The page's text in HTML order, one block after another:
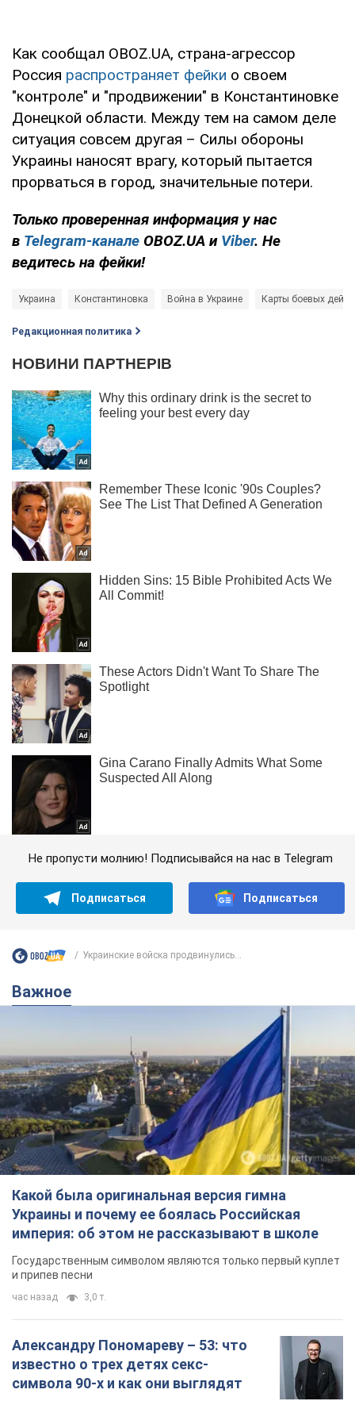
Как сообщал OBOZ.UA, страна-агрессор
Россия распространяет фейки о своем
"контроле" и "продвижении" в Константиновке
Донецкой области. Между тем на самом деле
ситуация совсем другая – Силы обороны
Украины наносят врагу, который пытается
прорваться в город, значительные потери.
Только проверенная информация у нас
в Telegram-канале OBOZ.UA и Viber. Не
ведитесь на фейки!
Украина Константиновка Война в Украине Карты боевых
Редакционная политика
Не пропусти молнию! Подписывайся на нас в Telegram
Подписаться Подписаться
Украинские войска продвинулись...
Важное
Какой была оригинальная версия гимна
Украины и почему ее боялась Российская
империя: об этом не рассказывают в школе
Государственным символом являются только первый куплет
и припев песни
час назад 3,0 т.
Александру Пономареву – 53: что
известно о трех детях секс-
символа 90-х и как они выглядят